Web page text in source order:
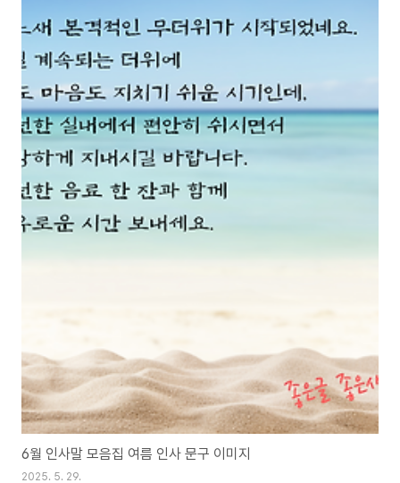
6월 인사말 모음집 여름 인사 문구 이미지
2025. 5. 29.